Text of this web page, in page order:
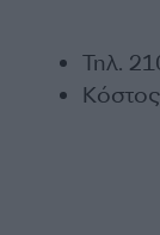
Τηλ.